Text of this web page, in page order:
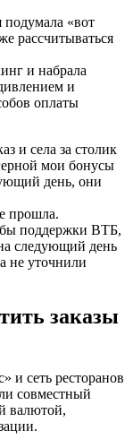
подумала «вот
рассчитываться
и набрала
и
оплаты
и села за столик
мои бонусы
день, они
прошла.
поддержки ВТБ,
следующий день
не уточнили
заказы
и сеть ресторанов
совместный
валютой,